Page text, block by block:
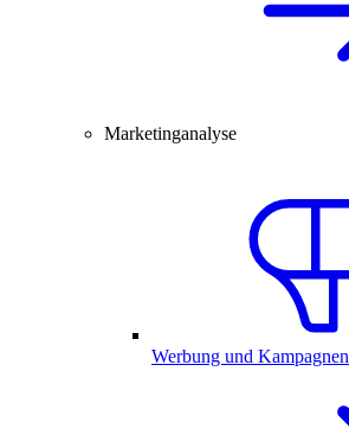
Marketinganalyse
Werbung und Kampagnen